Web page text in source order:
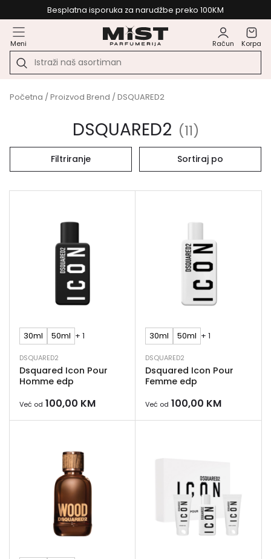
Besplatna isporuka za narudžbe preko 100KM
Meni Račun Korpa
Početna / Proizvod Brend / DSQUARED2
DSQUARED2 (11)
Filtriranje Sortiraj po
30ml 50ml + 1
DSQUARED2
Dsquared Icon Pour
Homme edp
Već od 100,00 KM
30ml 50ml + 1
DSQUARED2
Dsquared Icon Pour
Femme edp
Već od 100,00 KM